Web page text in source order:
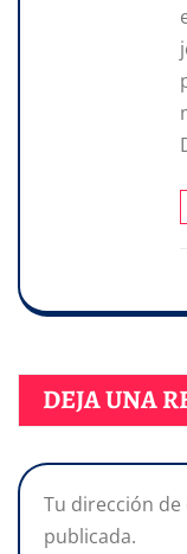
DEJA UNA
Tu dirección
publicada.